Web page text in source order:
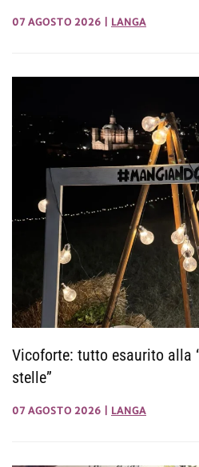
07 AGOSTO 2026 LANGA
Vicoforte: tutto esaurito alla
stelle”
07 AGOSTO 2026 LANGA